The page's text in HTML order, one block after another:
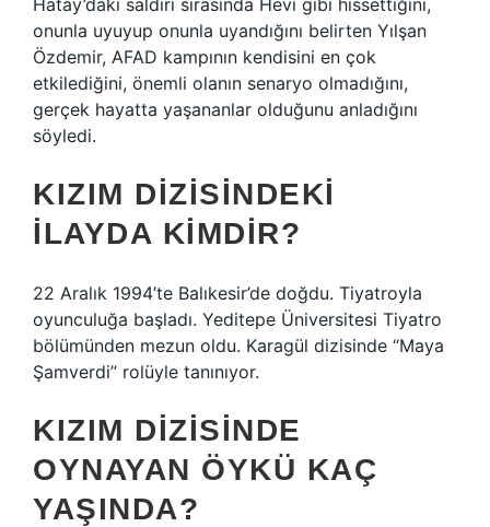
Hatay’daki saldırı sırasında Hevi gibi hissettiğini,
onunla uyuyup onunla uyandığını belirten Yılşan
Özdemir, AFAD kampının kendisini en çok
etkilediğini, önemli olanın senaryo olmadığını,
gerçek hayatta yaşananlar olduğunu anladığını
söyledi.
KIZIM DIZISINDEKI
İLAYDA KIMDIR?
22 Aralık 1994’te Balıkesir’de doğdu. Tiyatroyla
oyunculuğa başladı. Yeditepe Üniversitesi Tiyatro
bölümünden mezun oldu. Karagül dizisinde “Maya
Şamverdi” rolüyle tanınıyor.
KIZIM DIZISINDE
OYNAYAN ÖYKÜ KAÇ
YAŞINDA?